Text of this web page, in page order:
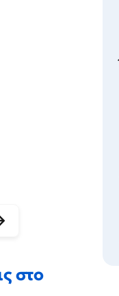
στο